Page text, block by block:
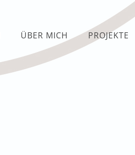
ÜBER MICH PROJEKTE